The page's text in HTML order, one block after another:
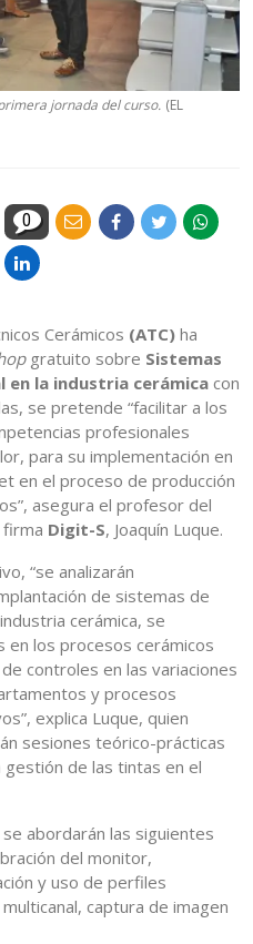
jornada del curso. (EL
0
Cerámicos (ATC) ha
gratuito sobre Sistemas
la industria cerámica con
se pretende “facilitar a los
profesionales
para su implementación en
en el proceso de producción
asegura el profesor del
Digit-S, Joaquín Luque.
“se analizarán
de sistemas de
cerámica, se
en los procesos cerámicos
controles en las variaciones
y procesos
explica Luque, quien
sesiones teórico-prácticas
de las tintas en el
abordarán las siguientes
del monitor,
y uso de perfiles
captura de imagen